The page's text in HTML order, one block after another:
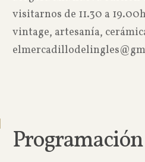
visitarnos de 11.30 a
vintage, artesanía,